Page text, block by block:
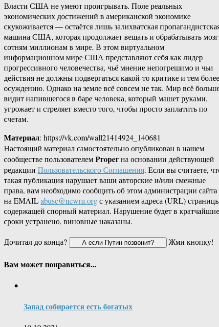
Власти США не умеют проигрывать. Поле реальных
экономических достижений в американской экономике
скукоживается — остаётся лишь залихватская
машина США, которая продолжает вещать и обрабатывать
сотням миллионам в мире. В этом виртуальном
информационном мире США представляют себя как лидер
прогрессивного человечества, чьё мнение непогрешимо и чьи
действия не должны подвергаться какой-то критике и тем более
осуждению. Однако на земле всё совсем не так. Мир всё
видит напившегося в баре человека, который машет руками,
угрожает и стреляет вместо того, чтобы просто заплатить по
счетам.
Материал: https://vk.com/wall21414924_140681
Настоящий материал самостоятельно опубликован в нашем
сообществе пользователемProperна основании действующей
редакции Пользовательского Соглашения. Если вы считаете,
такая публикация нарушает ваши авторские и/или смежные
права, вам необходимо сообщить об этом администрации сайта
на EMAILabuse@newru.orgс указанием адреса (URL)
содержащей спорный материал. Нарушение будет в кратчайшие
сроки устранено, виновные наказаны.
Дочитал до конца?
Жми кнопку!
Вам может понравиться...
Запад собирается есть богатых